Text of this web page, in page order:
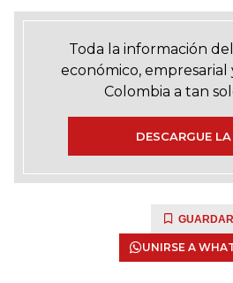
Toda la información
económico, empresarial
Colombia a tan
DESCARGUE
GUARDAR
UNIRSE A